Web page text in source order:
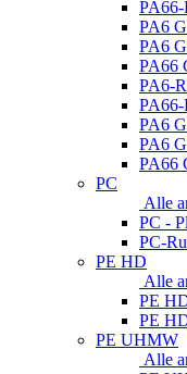
PA66-
PA6
PA6
PA66
PA6-
PA66-
PA6
PA6
PA66
PC
Alle
PC -
PC-
PE HD
Alle
PE
PE
PE UHMW
Alle